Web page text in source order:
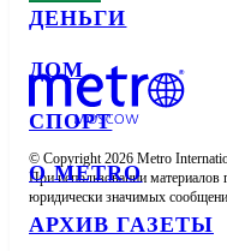
ДЕНЬГИ
ДОМ
СПОРТ
О METRO
АРХИВ ГАЗЕТЫ
© Copyright 2026 Metro
При использовании материалов
юридически значимых